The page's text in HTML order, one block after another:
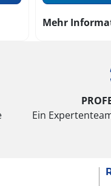
Mehr
Ein